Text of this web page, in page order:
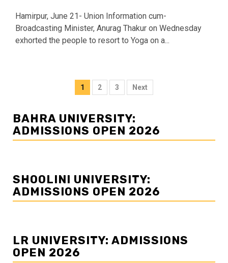
Hamirpur, June 21- Union Information cum-
Broadcasting Minister, Anurag Thakur on Wednesday
exhorted the people to resort to Yoga on a...
Posts
1 2 3 Next
BAHRA UNIVERSITY:
ADMISSIONS OPEN 2026
SHOOLINI UNIVERSITY:
ADMISSIONS OPEN 2026
LR UNIVERSITY: ADMISSIONS
OPEN 2026